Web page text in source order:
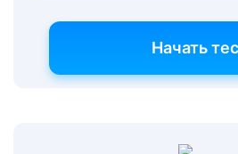
Начать